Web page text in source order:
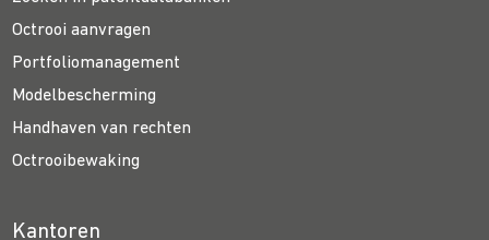
Octrooi aanvragen
Portfoliomanagement
Modelbescherming
Handhaven van rechten
Octrooibewaking
Kantoren